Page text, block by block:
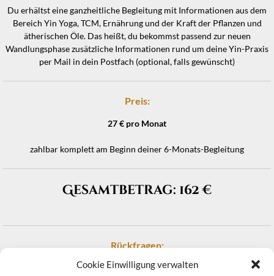
Cookie Einwilligung verwalten
Du erhältst eine ganzheitliche Begleitung mit Informationen aus dem
Bereich Yin Yoga, TCM, Ernährung und der Kraft der Pflanzen und
ätherischen Öle. Das heißt, du bekommst passend zur neuen
Wandlungsphase zusätzliche Informationen rund um deine Yin-Praxis
per Mail in dein Postfach (optional, falls gewünscht)
Preis:
27 € pro Monat
zahlbar komplett am Beginn deiner 6-Monats-Begleitung
Gesamtbetrag: 162 €
Rückfragen:
per Mail an: marie@wasser-und-mond.de